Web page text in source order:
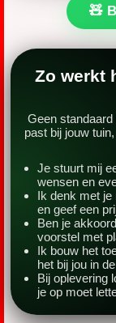
🧸
Zo werkt
Geen
past bij jouw
Je stuurt mij
wensen en
Ik denk met
en geef een
Ben je
voorstel met
Ik bouw het
het bij jou in
Bij oplevering
je op moet